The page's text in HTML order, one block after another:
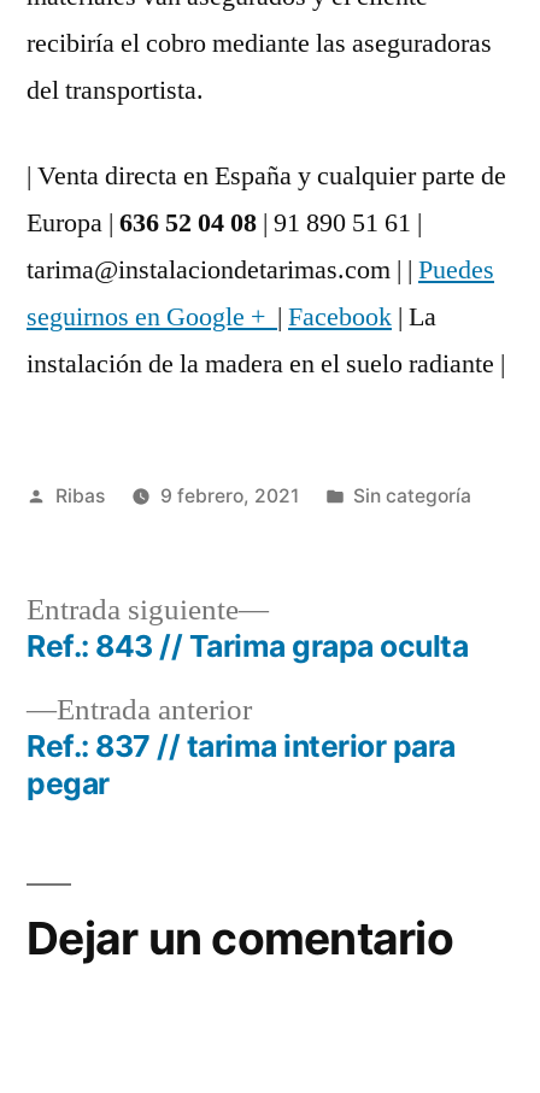
recibiría el cobro mediante las aseguradoras
del transportista.
| Venta directa en España y cualquier parte de
Europa | 636 52 04 08 | 91 890 51 61 |
tarima@instalaciondetarimas.com | | Puedes
seguirnos en Google + | Facebook | La
instalación de la madera en el suelo radiante |
Publicado
Ribas 9 febrero, 2021
Publicado
Sin categoría
Navegación
de
entradas
Entrada anteriorEntrada
anterior:
Ref.: 837 // tarima interior para
pegar
Entrada siguiente
Entrada
siguiente:
Ref.: 843 // Tarima grapa oculta
Dejar un comentario